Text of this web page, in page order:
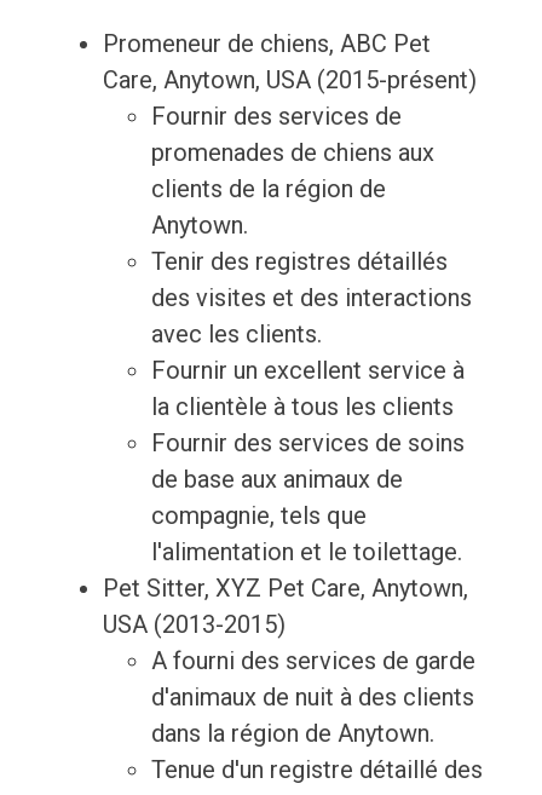
Promeneur de chiens, ABC Pet
Care, Anytown, USA (2015-présent)
Fournir des services de
promenades de chiens aux
clients de la région de
Anytown.
Tenir des registres détaillés
des visites et des interactions
avec les clients.
Fournir un excellent service à
la clientèle à tous les clients
Fournir des services de soins
de base aux animaux de
compagnie, tels que
l'alimentation et le toilettage.
Pet Sitter, XYZ Pet Care, Anytown,
USA (2013-2015)
A fourni des services de garde
d'animaux de nuit à des clients
dans la région de Anytown.
Tenue d'un registre détaillé des